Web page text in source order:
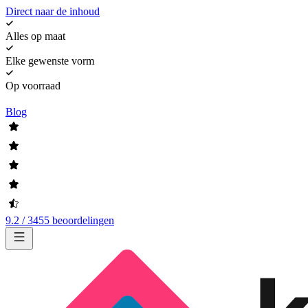
Direct naar de inhoud
Alles op maat
Elke gewenste vorm
Op voorraad
Blog
9.2 / 3455 beoordelingen